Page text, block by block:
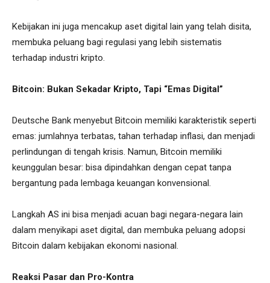
Kebijakan ini juga mencakup aset digital lain yang telah disita,
membuka peluang bagi regulasi yang lebih sistematis
terhadap industri kripto.
Bitcoin: Bukan Sekadar Kripto, Tapi “Emas Digital”
Deutsche Bank menyebut Bitcoin memiliki karakteristik seperti
emas: jumlahnya terbatas, tahan terhadap inflasi, dan menjadi
perlindungan di tengah krisis. Namun, Bitcoin memiliki
keunggulan besar: bisa dipindahkan dengan cepat tanpa
bergantung pada lembaga keuangan konvensional.
Langkah AS ini bisa menjadi acuan bagi negara-negara lain
dalam menyikapi aset digital, dan membuka peluang adopsi
Bitcoin dalam kebijakan ekonomi nasional.
Reaksi Pasar dan Pro-Kontra